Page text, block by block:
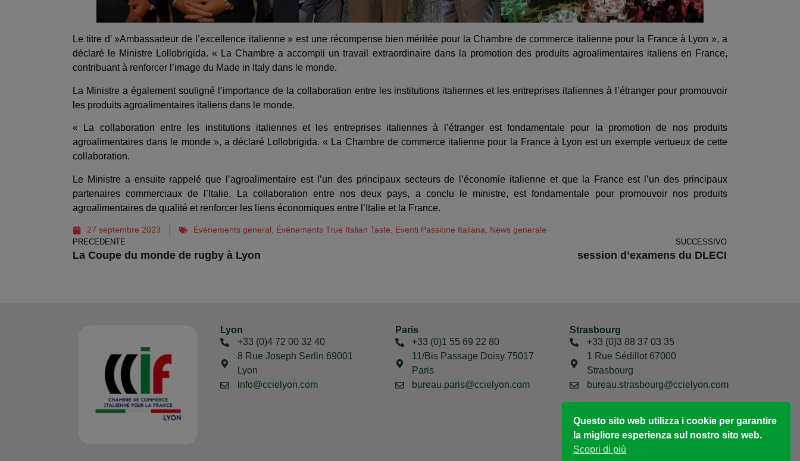
Le titre d' »Ambassadeur de l’excellence italienne » est une récompense bien méritée pour la Chambre de commerce italienne pour la France à Lyon », a
déclaré le Ministre Lollobrigida. « La Chambre a accompli un travail extraordinaire dans la promotion des produits agroalimentaires italiens en France,
contribuant à renforcer l’image du Made in Italy dans le monde.
La Ministre a également souligné l’importance de la collaboration entre les institutions italiennes et les entreprises italiennes à l’étranger pour promouvoir
les produits agroalimentaires italiens dans le monde.
« La collaboration entre les institutions italiennes et les entreprises italiennes à l’étranger est fondamentale pour la promotion de nos produits
agroalimentaires dans le monde », a déclaré Lollobrigida. « La Chambre de commerce italienne pour la France à Lyon est un exemple vertueux de cette
collaboration.
Le Ministre a ensuite rappelé que l’agroalimentaire est l’un des principaux secteurs de l’économie italienne et que la France est l’un des principaux
partenaires commerciaux de l’Italie. La collaboration entre nos deux pays, a conclu le ministre, est fondamentale pour promouvoir nos produits
agroalimentaires de qualité et renforcer les liens économiques entre l’Italie et la France.
27 septembre 2023 Événements general Événements True Italian Taste Eventi Passione Italiana News generale
PRECEDENTE
La Coupe du monde de rugby à Lyon
SUCCESSIVO
session d’examens du DLECI
Lyon
+33 (0)4 72 00 32 40
8 Rue Joseph Serlin 69001
Lyon
info@ccielyon.com
Paris
+33 (0)1 55 69 22 80
11/Bis Passage Doisy 75017
Paris
bureau.paris@ccielyon.com
Strasbourg
+33 (0)3 88 37 03 35
1 Rue Sédillot 67000
Strasbourg
bureau.strasbourg@ccielyon.com
Questo sito web utilizza i cookie per garantire
la migliore esperienza sul nostro sito web.
Scopri di più